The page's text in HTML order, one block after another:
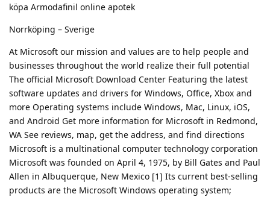
köpa Armodafinil online apotek
Norrköping – Sverige
At Microsoft our mission and values are to help people and
businesses throughout the world realize their full potential
The official Microsoft Download Center Featuring the latest
software updates and drivers for Windows, Office, Xbox and
more Operating systems include Windows, Mac, Linux, iOS,
and Android Get more information for Microsoft in Redmond,
WA See reviews, map, get the address, and find directions
Microsoft is a multinational computer technology corporation
Microsoft was founded on April 4, 1975, by Bill Gates and Paul
Allen in Albuquerque, New Mexico [1] Its current best-selling
products are the Microsoft Windows operating system;